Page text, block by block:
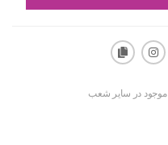
موجود در سایر شعب